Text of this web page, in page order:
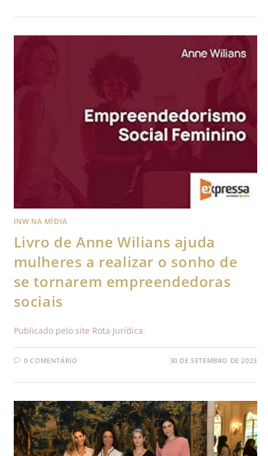
INW NA MÍDIA
Livro de Anne Wilians ajuda
mulheres a realizar o sonho de
se tornarem empreendedoras
sociais
Publicado pelo site Rota Jurídica.
0 COMENTÁRIO 30 DE SETEMBRO DE 2023